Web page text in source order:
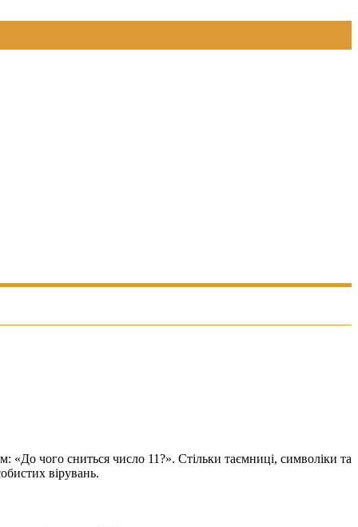
«До чого сниться число 11?». Стільки таємниці, символіки та
вірувань.